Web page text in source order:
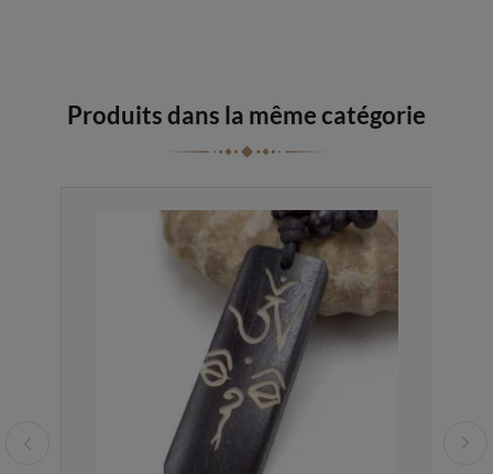
Produits dans la même catégorie